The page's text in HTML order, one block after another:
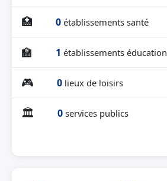
🏥 0 établissements santé
🏫 1 établissements éducation
🎮 0 lieux de loisirs
🏛 0 services publics